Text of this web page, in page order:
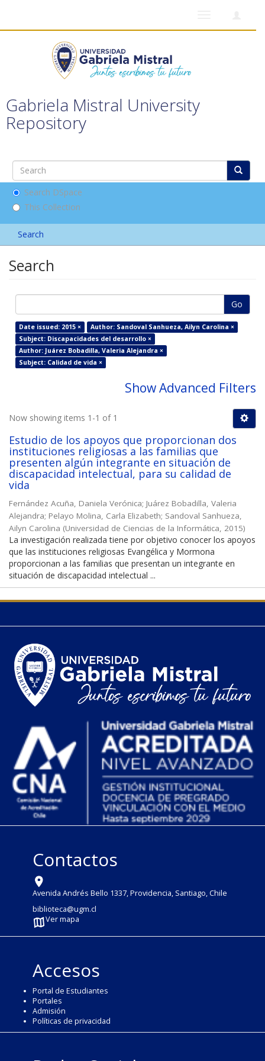
Gabriela Mistral University
Repository
Search DSpace
This Collection
Search
Search
Go
Date issued: 2015 ×
Author: Sandoval Sanhueza, Ailyn Carolina ×
Subject: Discapacidades del desarrollo ×
Author: Juárez Bobadilla, Valeria Alejandra ×
Subject: Calidad de vida ×
Show Advanced Filters
Now showing items 1-1 of 1
Estudio de los apoyos que proporcionan dos
instituciones religiosas a las familias que
presenten algún integrante en situación de
discapacidad intelectual, para su calidad de
vida
Fernández Acuña, Daniela Verónica; Juárez Bobadilla, Valeria
Alejandra; Pelayo Molina, Carla Elizabeth; Sandoval Sanhueza,
Ailyn Carolina (Universidad de Ciencias de la Informática, 2015)
La investigación realizada tiene por objetivo conocer los apoyos
que las instituciones religiosas Evangélica y Mormona
proporcionan a las familias que presentan un integrante en
situación de discapacidad intelectual ...
Contactos
Avenida Andrés Bello 1337, Providencia, Santiago, Chile
biblioteca@ugm.cl
Ver mapa
Accesos
Portal de Estudiantes
Portales
Admisión
Políticas de privacidad